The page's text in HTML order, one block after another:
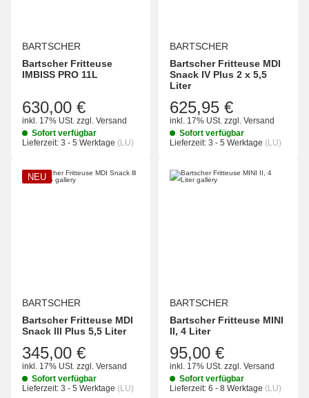
BARTSCHER
Bartscher Fritteuse
IMBISS PRO 11L
630,00 €
inkl. 17% USt. zzgl. Versand
Sofort verfügbar
Lieferzeit: 3 - 5 Werktage (LU)
BARTSCHER
Bartscher Fritteuse MDI
Snack IV Plus 2 x 5,5
Liter
625,95 €
inkl. 17% USt. zzgl. Versand
Sofort verfügbar
Lieferzeit: 3 - 5 Werktage (LU)
NEU
BARTSCHER
Bartscher Fritteuse MDI
Snack lll Plus 5,5 Liter
345,00 €
inkl. 17% USt. zzgl. Versand
Sofort verfügbar
Lieferzeit: 3 - 5 Werktage (LU)
BARTSCHER
Bartscher Fritteuse MINI
II, 4 Liter
95,00 €
inkl. 17% USt. zzgl. Versand
Sofort verfügbar
Lieferzeit: 6 - 8 Werktage (LU)